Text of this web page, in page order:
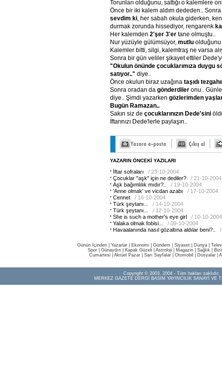
Torunları olduğunu, sattığı o kalemlere
Önce bir iki kalem aldım dededen..
sevdim ki , her sabah okula giderken,
durmak zorunda hissediyor, rengarenk
Her kalemden 2'şer 3'er tane olmuştu..
Nur yüzüyle gülümsüyor, mutlu olduğunu
Kalemler bitti, silgi, kalemtraş ne varsa
Sonra bir gün veliler şikayet ettiler
"Okulun önünde çocuklarımıza duygu
satıyor.." diye..
Önce okulun biraz uzağına taşıdı
Sonra oradan da gönderdiler onu..
diye.. Şimdi yazarken gözlerimden
Bugün Ramazan..
Sakın siz de çocuklarınızın Dede'sini
İftarınızı Dede'lerle paylaşın..
YAZARIN ÖNCEKİ YAZILARI
İftar sofraları
/ 23-10-2004
Çocuklar "aşk" için ne dediler?
/ 21-10-2004
Aşk bağımlılık mıdır?..
/ 19-10-2004
'Anne olmak' ve vicdan azabı
/ 17-10-2004
Cennet
/ 16-10-2004
Türk şeytanı...
/ 14-10-2004
Türk şeytanı...
/ 12-10-2004
She is such a mother's eye girl
/ 10-10-2004
Yalaka olmak fobisi...
/ 09-10-2004
Havaalanında nasıl gözaltına aldılar beni?..
Günün İçinden Yazarlar Ekonomi Gündem Siyaset Dünya |
Spor
Günaydın Kapak Güzeli Astroloji Magazin Sağlık
Cumartesi| Aktüel Pazar| Sarı Sayfalar| Otomobil Dosyalar|
Copyright © 2003, 2004 - Tüm hakları saklıdır.
MERKEZ GAZETE DERGİ BASIM YAYINCILIK SANAYİ VE